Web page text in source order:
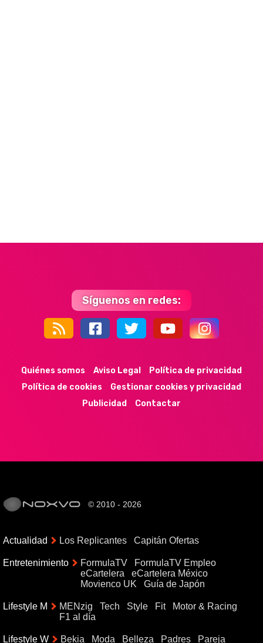
Síguenos en redes:
Quiénes somos Aviso Legal
Política de privacidad
Política de cookies
Gestionar cookies y privacidad
Publicidad
Contactar
© 2010 - 2026
Actualidad Los Replicantes Capitán Ofertas
Entretenimiento FormulaTV
FormulaTV Empleo
eCartelera
eCartelera México
Movienco UK
Guía de Japón
Lifestyle M MENzig Tech Style Fit
Motor & Racing
F1 al día
Lifestyle W Bekia Moda Belleza Padres Pareja